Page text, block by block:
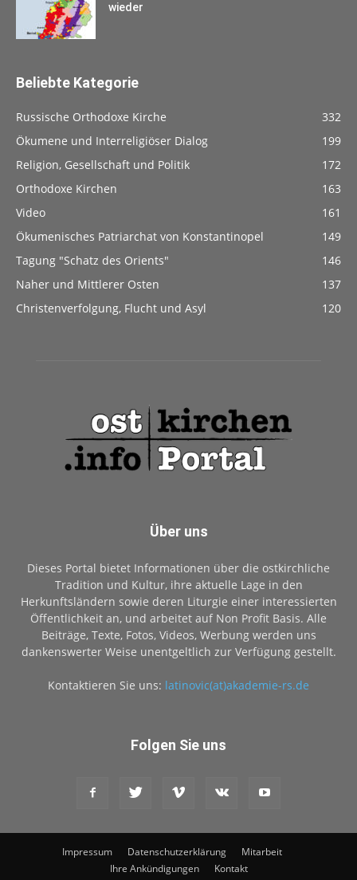
wieder
Beliebte Kategorie
Russische Orthodoxe Kirche
332
Ökumene und Interreligiöser Dialog
199
Religion, Gesellschaft und Politik
172
Orthodoxe Kirchen
163
Video
161
Ökumenisches Patriarchat von Konstantinopel
149
Tagung "Schatz des Orients"
146
Naher und Mittlerer Osten
137
Christenverfolgung, Flucht und Asyl
120
Über uns
Dieses Portal bietet Informationen über die ostkirchliche
Tradition und Kultur, ihre aktuelle Lage in den
Herkunftsländern sowie deren Liturgie einer interessierten
Öffentlichkeit an, und arbeitet auf Non Profit Basis. Alle
Beiträge, Texte, Fotos, Videos, Werbung werden uns
dankenswerter Weise unentgeltlich zur Verfügung gestellt.
Kontaktieren Sie uns: latinovic(at)akademie-rs.de
Folgen Sie uns
Impressum Datenschutzerklärung
Mitarbeit
Ihre Ankündigungen
Kontakt